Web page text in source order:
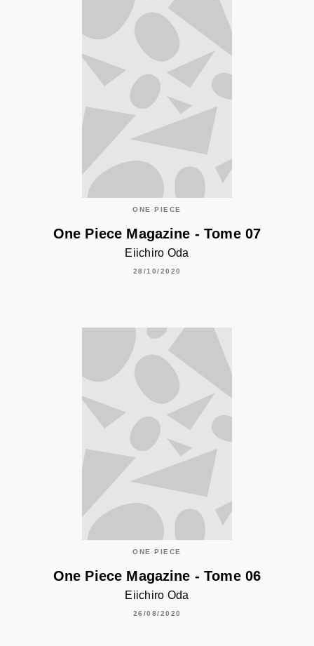
ONE PIECE
One Piece Magazine - Tome 07
Eiichiro Oda
28/10/2020
ONE PIECE
One Piece Magazine - Tome 06
Eiichiro Oda
26/08/2020